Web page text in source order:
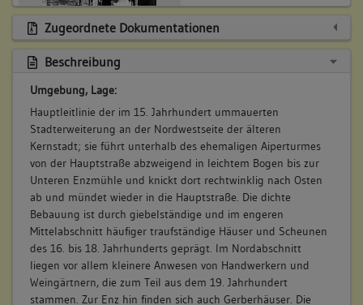
50. Beinhaltet
Bauteil:
Wohnhaus, Vorstadt 41
51. Beinhaltet
52. Beinhaltet
Bauteil:
Wohn- und Geschäftshaus,
Vorstadt 79
53. Beinhaltet
Bauteil:
Waldhorngarten und Kegelbahn,
Jacobstraße, vormals Vorstadt 81 3
54. Beinhaltet
Bauteil:
Scheune mit Fotoatelier, Vorstadt 39
55. Beinhaltet
Bauteil:
Scheune , Vorstadt 13
56. Beinhaltet
Scheune, Vorstadt 30
Abbildungsnachweis
Abbildungsnachweis
Zugeordnete Dokumentationen
Beschreibung
Umgebung, Lage:
Hauptleitlinie der im 15. Jahrhundert ummauerten
Stadterweiterung an der Nordwestseite der älteren
Kernstadt; sie führt unterhalb des ehemaligen Aiperturmes
von der Hauptstraße abzweigend in leichtem Bogen bis zur
Unteren Enzmühle und knickt dort rechtwinklig nach Osten
ab und mündet wieder in die Hauptstraße. Die dichte
Bebauung ist durch giebelständige und im engeren
Mittelabschnitt häufiger traufständige Häuser und Scheunen
des 16. bis 18. Jahrhunderts geprägt. Im Nordabschnitt
liegen vor allem kleinere Anwesen von Handwerkern und
Weingärtnern, die zum Teil aus dem 19. Jahrhundert
stammen. Zur Enz hin finden sich auch Gerberhäuser. Die